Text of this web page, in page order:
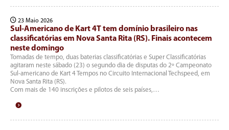
23 Maio 2026
Sul-Americano de Kart 4T tem domínio brasileiro nas
classificatórias em Nova Santa Rita (RS). Finais acontecem
neste domingo
Tomadas de tempo, duas baterias classificatórias e Super Classificatórias
agitaram neste sábado (23) o segundo dia de disputas do 2º Campeonato
Sul-americano de Kart 4 Tempos no Circuito Internacional Techspeed, em
Nova Santa Rita (RS).
Com mais de 140 inscrições e pilotos de seis países,…